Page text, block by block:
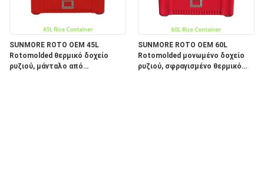
SUNMORE ROTO OEM 45L
Rotomolded θερμικό δοχείο
ρυζιού, μάνταλο από
SUNMORE ROTO OEM 60L
Rotomolded μονωμένο δοχείο
ρυζιού, σφραγισμένο θερμικό